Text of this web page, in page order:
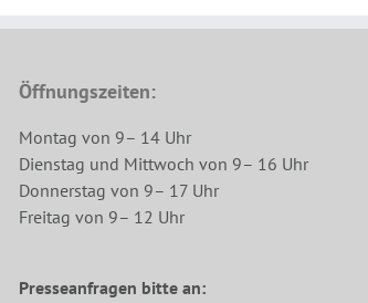
Öffnungszeiten:
Montag von 9– 14 Uhr
Dienstag und Mittwoch von 9– 16 Uhr
Donnerstag von 9– 17 Uhr
Freitag von 9– 12 Uhr
Presseanfragen bitte an: